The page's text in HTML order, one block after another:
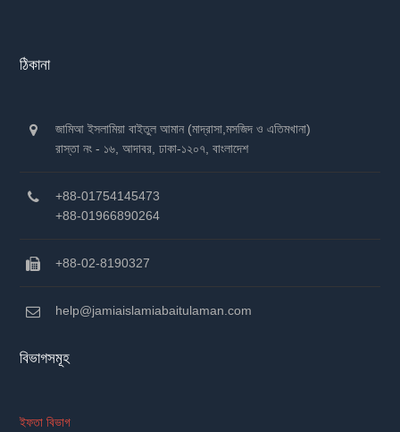
ঠিকানা
জামিআ ইসলামিয়া বাইতুল আমান (মাদ্রাসা,মসজিদ ও এতিমখানা)
রাস্তা নং - ১৬, আদাবর, ঢাকা-১২০৭, বাংলাদেশ
+88-01754145473
+88-01966890264
+88-02-8190327
help@jamiaislamiabaitulaman.com
বিভাগসমূহ
ইফতা বিভাগ